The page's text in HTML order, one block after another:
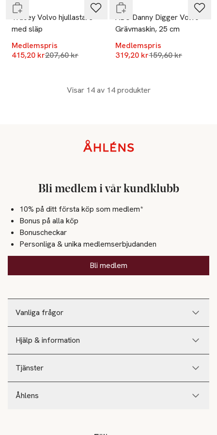
ABC
Tracey Volvo hjullastare
med släp
Medlemspris
415,20 krLägsta pris 30 dagar
207,60 kr
ABC
ABC Danny Digger Volvo
Grävmaskin, 25 cm
Medlemspris
319,20 krLägsta pris 30
159,60 kr
Visar 14 av 14 produkter
Vanliga frågor
Hjälp & information
Tjänster
Åhlens
Bli medlem i vår kundklubb
10% på ditt första köp som medlem*
Bonus på alla köp
Bonuscheckar
Personliga & unika medlemserbjudanden
Bli medlem